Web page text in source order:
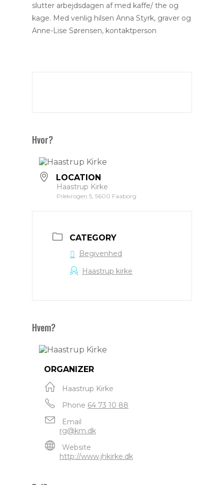
slutter arbejdsdagen af med kaffe/ the og
kage. Med venlig hilsen Anna Styrk, graver og
Anne-Lise Sørensen, kontaktperson
Hvor?
LOCATION
Haastrup Kirke
Pilekrogen 5, 5600 Faaborg
CATEGORY
Begivenhed
Haastrup kirke
Hvem?
ORGANIZER
Haastrup Kirke
Phone 64 73 10 88
Email
rg@km.dk
Website
http://www.jhkirke.dk